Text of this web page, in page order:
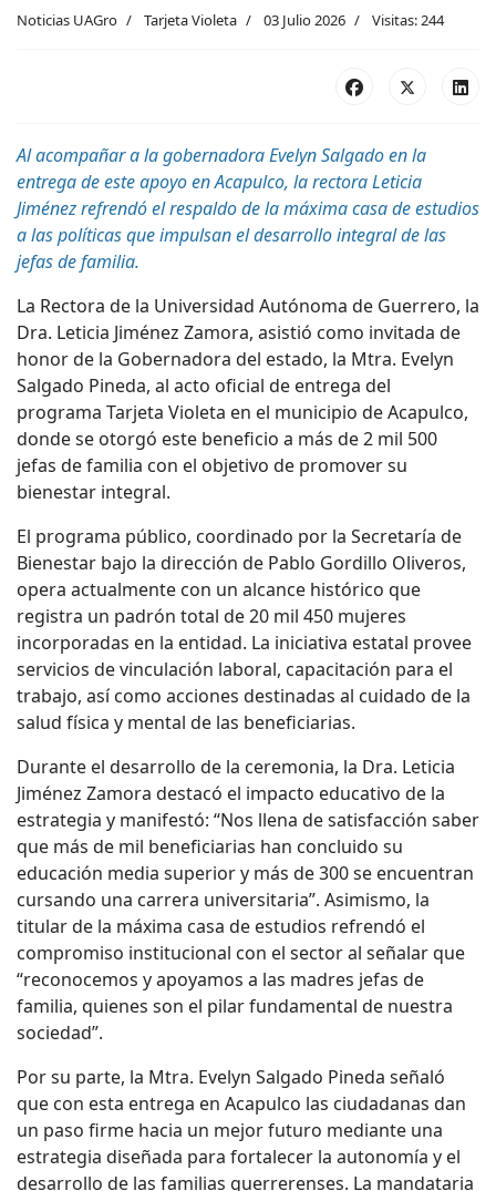
Noticias UAGro Tarjeta Violeta 03 Julio 2026 Visitas: 244
Al acompañar a la gobernadora Evelyn Salgado en la
entrega de este apoyo en Acapulco, la rectora Leticia
Jiménez refrendó el respaldo de la máxima casa de estudios
a las políticas que impulsan el desarrollo integral de las
jefas de familia.
La Rectora de la Universidad Autónoma de Guerrero, la
Dra. Leticia Jiménez Zamora, asistió como invitada de
honor de la Gobernadora del estado, la Mtra. Evelyn
Salgado Pineda, al acto oficial de entrega del
programa Tarjeta Violeta en el municipio de Acapulco,
donde se otorgó este beneficio a más de 2 mil 500
jefas de familia con el objetivo de promover su
bienestar integral.
El programa público, coordinado por la Secretaría de
Bienestar bajo la dirección de Pablo Gordillo Oliveros,
opera actualmente con un alcance histórico que
registra un padrón total de 20 mil 450 mujeres
incorporadas en la entidad. La iniciativa estatal provee
servicios de vinculación laboral, capacitación para el
trabajo, así como acciones destinadas al cuidado de la
salud física y mental de las beneficiarias.
Durante el desarrollo de la ceremonia, la Dra. Leticia
Jiménez Zamora destacó el impacto educativo de la
estrategia y manifestó: “Nos llena de satisfacción saber
que más de mil beneficiarias han concluido su
educación media superior y más de 300 se encuentran
cursando una carrera universitaria”. Asimismo, la
titular de la máxima casa de estudios refrendó el
compromiso institucional con el sector al señalar que
“reconocemos y apoyamos a las madres jefas de
familia, quienes son el pilar fundamental de nuestra
sociedad”.
Por su parte, la Mtra. Evelyn Salgado Pineda señaló
que con esta entrega en Acapulco las ciudadanas dan
un paso firme hacia un mejor futuro mediante una
estrategia diseñada para fortalecer la autonomía y el
desarrollo de las familias guerrerenses. La mandataria